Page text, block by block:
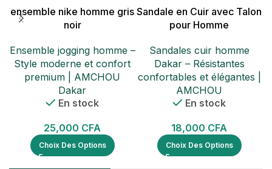
ensemble nike homme gris
noir
Ensemble jogging homme –
Style moderne et confort
premium | AMCHOU
Dakar
En stock
25,000 CFA
Choix Des Options
Sandale en Cuir avec Talon
pour Homme
Sandales cuir homme
Dakar – Résistantes
confortables et élégantes |
AMCHOU
En stock
18,000 CFA
Choix Des Options